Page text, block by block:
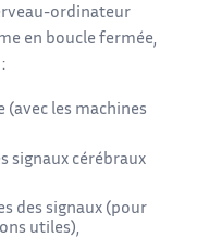
ordinateur
en boucle fermée,
(avec les machines
signaux cérébraux
des signaux (pour
utiles),